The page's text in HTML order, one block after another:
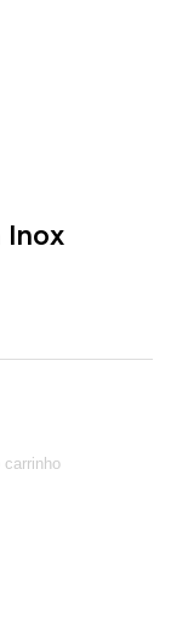
Inox